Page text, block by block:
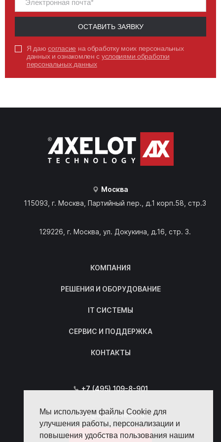
Мы используем файлы Cookie для
улучшения работы, персонализации и
повышения удобства пользования нашим
ОБЪЁМ СИСТЕМЫ ОХЛАЖДЕНИЯ (Л)
РАСХОД ТОПЛИВА ПРИ 75% МОЩНОСТИ, Л/Ч 8.2
РАСХОД ТОПЛИВА ПРИ 100% МОЩНОСТИ, Л/Ч
ОСТАВИТЬ ЗАЯВКУ
Я даюсогласие на обработку моих персональных
данных и ознакомлен с условиями обработки
персональных данных
Москва
115093, г. Москва, Партийный пер., д.1 корп.58, стр.3
129226, г. Москва, ул. Докукина, д.16, стр. 3.
КОМПАНИЯ
РЕШЕНИЯ И ОБОРУДОВАНИЕ
IT СИСТЕМЫ
СЕРВИС И ПОДДЕРЖКА
КОНТАКТЫ
+7 (495) 109-8-901
info@axelot-tech.ru
Отправить запрос